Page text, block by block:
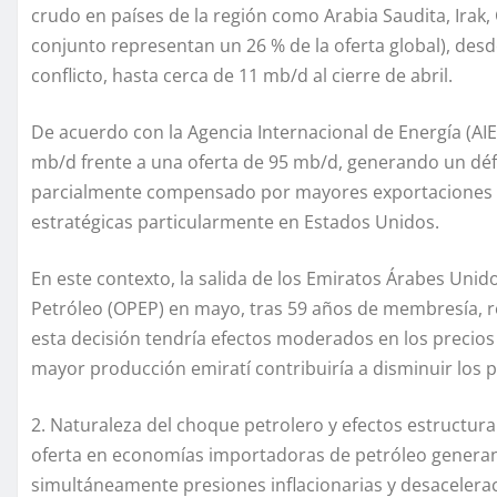
crudo en países de la región como Arabia Saudita,
conjunto representan un 26 % de la oferta global),
conflicto, hasta cerca de 11 mb/d al cierre de abril.
De acuerdo con la Agencia Internacional de Energía
mb/d frente a una oferta de 95 mb/d, generando un
parcialmente compensado por mayores
estratégicas particularmente en Estados Unidos.
En este contexto, la salida de los Emiratos Árabes
Petróleo (OPEP) en mayo, tras 59 años de
esta decisión tendría efectos moderados en los
mayor producción emiratí contribuiría a disminuir los
2. Naturaleza del choque petrolero y efectos
oferta en economías importadoras de petróleo
simultáneamente presiones inflacionarias y